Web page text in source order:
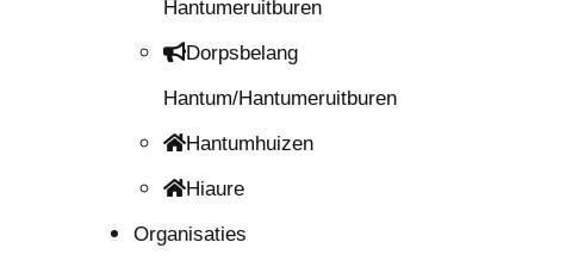
Hantumeruitburen
Dorpsbelang
Hantum/Hantumeruitburen
Hantumhuizen
Hiaure
Organisaties